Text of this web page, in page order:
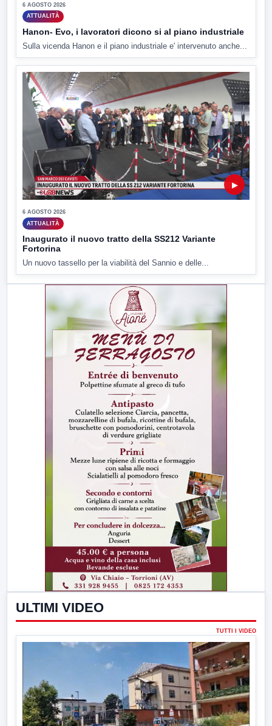
6 AGOSTO 2026
ATTUALITÀ
Hanon- Evo, i lavoratori dicono si al piano industriale
Sulla vicenda Hanon e il piano industriale e' intervenuto anche...
▶
6 AGOSTO 2026
ATTUALITÀ
Inaugurato il nuovo tratto della SS212 Variante
Fortorina
Un nuovo tassello per la viabilità del Sannio e delle...
ULTIMI VIDEO
TUTTI I VIDEO